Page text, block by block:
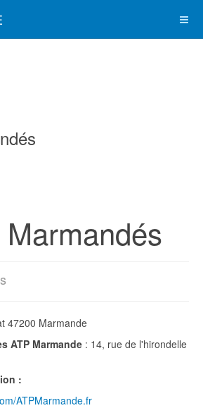
Marmandés
47200 Marmande
ATP Marmande : 14, rue de l'hirondelle
:
ATPMarmande.fr